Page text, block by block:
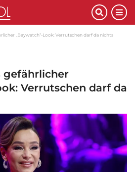
„Baywatch“-Look: Verrutschen darf da nichts
gefährlicher
Verrutschen darf da